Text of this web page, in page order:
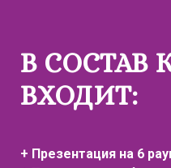
В СОСТАВ
ВХОДИТ:
+ Презентация на 6